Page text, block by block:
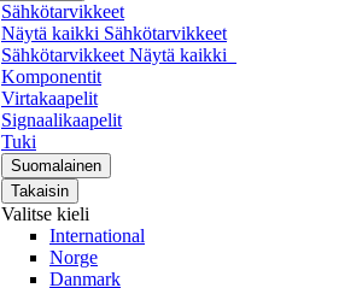
Sähkötarvikkeet
Näytä kaikki Sähkötarvikkeet
Sähkötarvikkeet Näytä kaikki
Komponentit
Virtakaapelit
Signaalikaapelit
Tuki
Suomalainen
Takaisin
Valitse kieli
International
Norge
Danmark